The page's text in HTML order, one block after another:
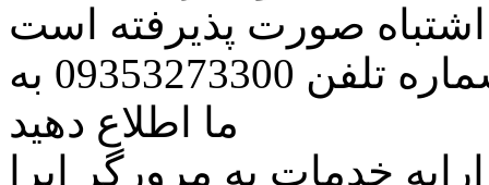
اشتباه صورت پذیرفته است
مراتب این مسئله را از طریق شماره تلفن 09353273300 به
ما اطلاع دهید
خدمات به مرورگر اپرا